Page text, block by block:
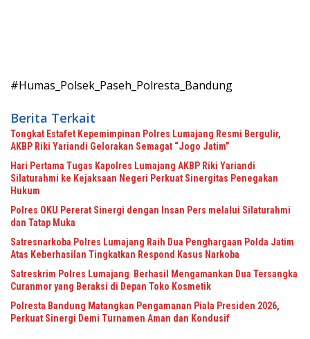
#Humas_Polsek_Paseh_Polresta_Bandung
Berita Terkait
Tongkat Estafet Kepemimpinan Polres Lumajang Resmi Bergulir,
AKBP Riki Yariandi Gelorakan Semagat “Jogo Jatim”
Hari Pertama Tugas Kapolres Lumajang AKBP Riki Yariandi
Silaturahmi ke Kejaksaan Negeri Perkuat Sinergitas Penegakan
Hukum
Polres OKU Pererat Sinergi dengan Insan Pers melalui Silaturahmi
dan Tatap Muka
Satresnarkoba Polres Lumajang Raih Dua Penghargaan Polda Jatim
Atas Keberhasilan Tingkatkan Respond Kasus Narkoba
Satreskrim Polres Lumajang Berhasil Mengamankan Dua Tersangka
Curanmor yang Beraksi di Depan Toko Kosmetik
Polresta Bandung Matangkan Pengamanan Piala Presiden 2026,
Perkuat Sinergi Demi Turnamen Aman dan Kondusif